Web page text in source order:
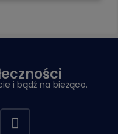
i bądź na bieżąco.